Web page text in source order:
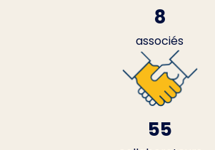
8
associés
55